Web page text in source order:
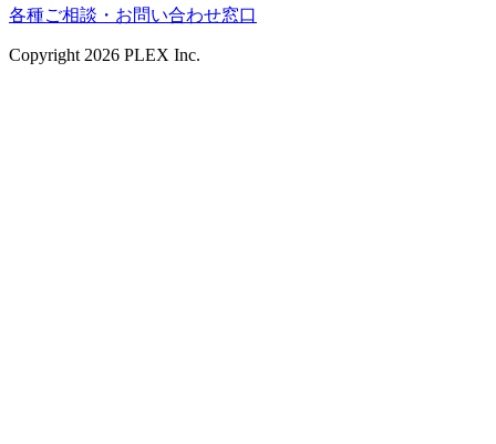
各種ご相談・お問い合わせ窓口
Copyright 2026 PLEX Inc.